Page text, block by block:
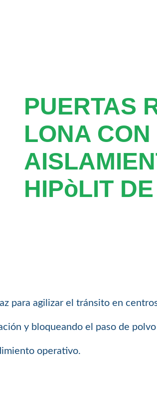
PUERTAS
LONA CON
HIPòLIT
para agilizar el tránsito en
y bloqueando el paso de
operativo.